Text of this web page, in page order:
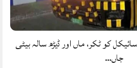
کو ٹکر، ماں اور ڈیڑھ سالہ بیٹی
جاں…